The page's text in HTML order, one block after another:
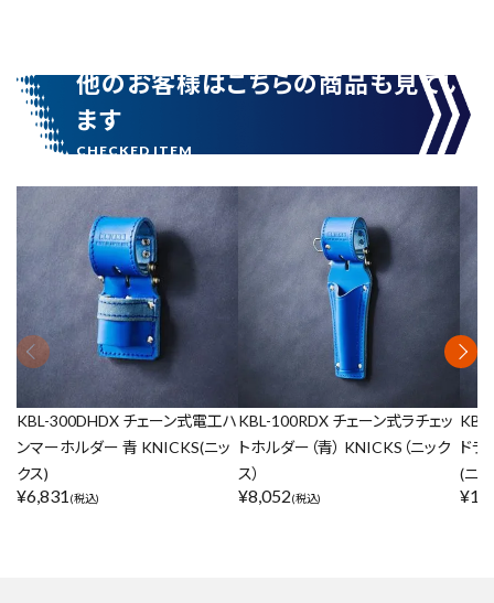
他のお客様はこちらの商品も見てい
ます
KBL-300DHDX チェーン式電工ハ
ンマーホルダー 青 KNICKS(ニッ
クス)
¥6,831 (税込)
KBL-100RDX チェーン式ラチェッ
トホルダー（青） KNICKS（ニック
ス）
¥8,052(税込)
ド
(ニ
¥